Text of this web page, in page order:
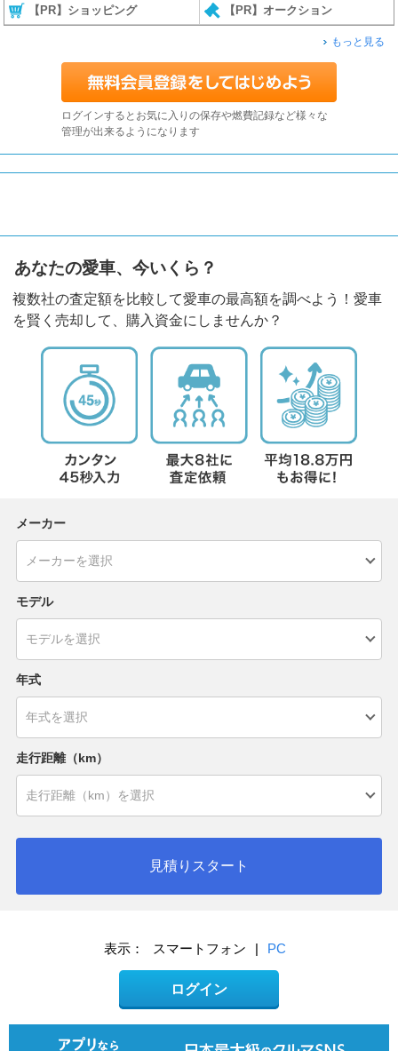
【PR】ショッピング 【PR】オークション
もっと見る
ログインするとお気に入りの保存や燃費記録など様々な
管理が出来るようになります
あなたの愛車、今いくら？
複数社の査定額を比較して愛車の最高額を調べよう！愛車
を賢く売却して、購入資金にしませんか？
メーカー
モデル
年式
走行距離（km）
見積りスタート
表示： スマートフォン | PC
ログイン